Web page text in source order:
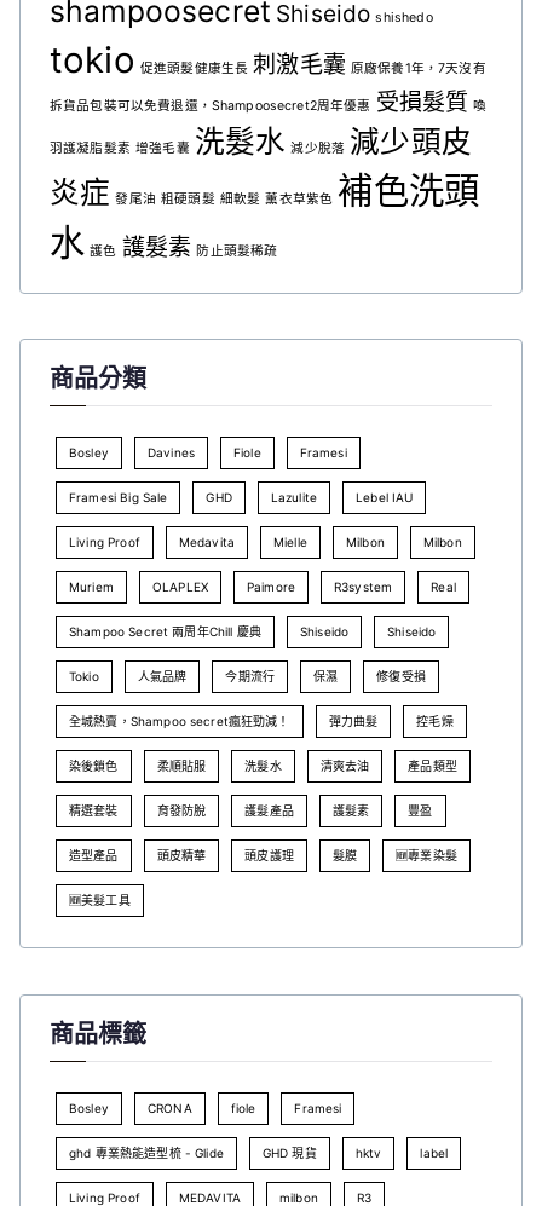
shampoosecret Shiseido shishedo
tokio 促進頭髮健康生長 刺激毛囊 原廠保養1年，7天沒有
拆貨品包裝可以免費退還，Shampoosecret2周年優惠 受損髮質 喚
羽護凝脂髮素 增強毛囊 洗髮水 減少脫落 減少頭皮
炎症 發尾油 粗硬頭髮 細軟髮 薰衣草紫色 補色洗頭
水 護色 護髮素 防止頭髮稀疏
商品分類
Bosley Davines Fiole Framesi
Framesi Big Sale GHD Lazulite Lebel IAU
Living Proof Medavita Mielle Milbon Milbon
Muriem OLAPLEX Paimore R3system Real
Shampoo Secret 兩周年Chill 慶典 Shiseido Shiseido
Tokio 人氣品牌 今期流行 保濕 修復受損
全城熱賣，Shampoo secret瘋狂勁減！ 彈力曲髮 控毛燥
染後鎖色 柔順貼服 洗髮水 清爽去油 產品類型
精選套裝 育發防脫 護髮產品 護髮素 豐盈
造型產品 頭皮精華 頭皮護理 髮膜 🆕專業染髮
🆕美髮工具
商品標籤
Bosley CRONA fiole Framesi
ghd 專業熱能造型梳 - Glide GHD 現貨 hktv label
Living Proof MEDAVITA milbon R3